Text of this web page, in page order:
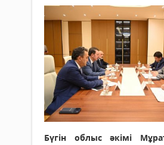
Бүгін облыс әкімі